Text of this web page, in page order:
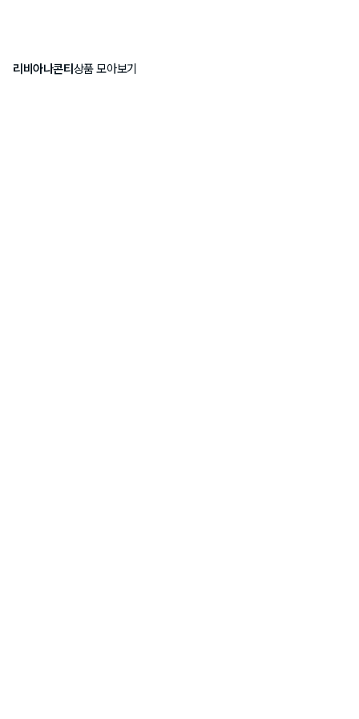
리비아나콘티 상품 모아보기